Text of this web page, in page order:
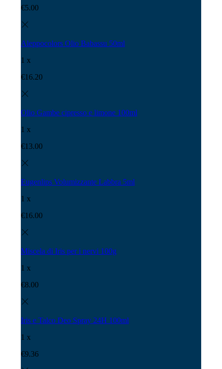
€5.00
Aleppocolors Olio Babassu 50ml
1 x
€16.20
Olio Gambe cipresso e limone 100ml
1 x
€13.00
Eugenlips Volumizzante Labbra 5ml
1 x
€16.00
Miscela di Iris per i nervi 100g
1 x
€8.00
Iris e Talco Deo Spray 24H 100ml
1 x
€9.36